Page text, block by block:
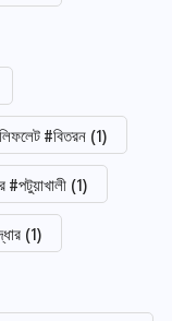
#বিতরন (1)
#পটুয়াখালী (1)
(1)